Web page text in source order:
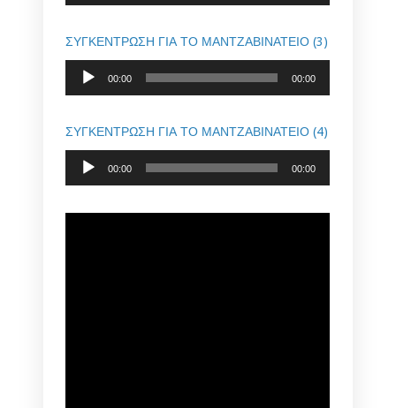
ΣΥΓΚΕΝΤΡΩΣΗ ΓΙΑ ΤΟ ΜΑΝΤΖΑΒΙΝΑΤΕΙΟ (3)
Audio
Player
00:00 00:00
ΣΥΓΚΕΝΤΡΩΣΗ ΓΙΑ ΤΟ ΜΑΝΤΖΑΒΙΝΑΤΕΙΟ (4)
Audio
Player
00:00 00:00